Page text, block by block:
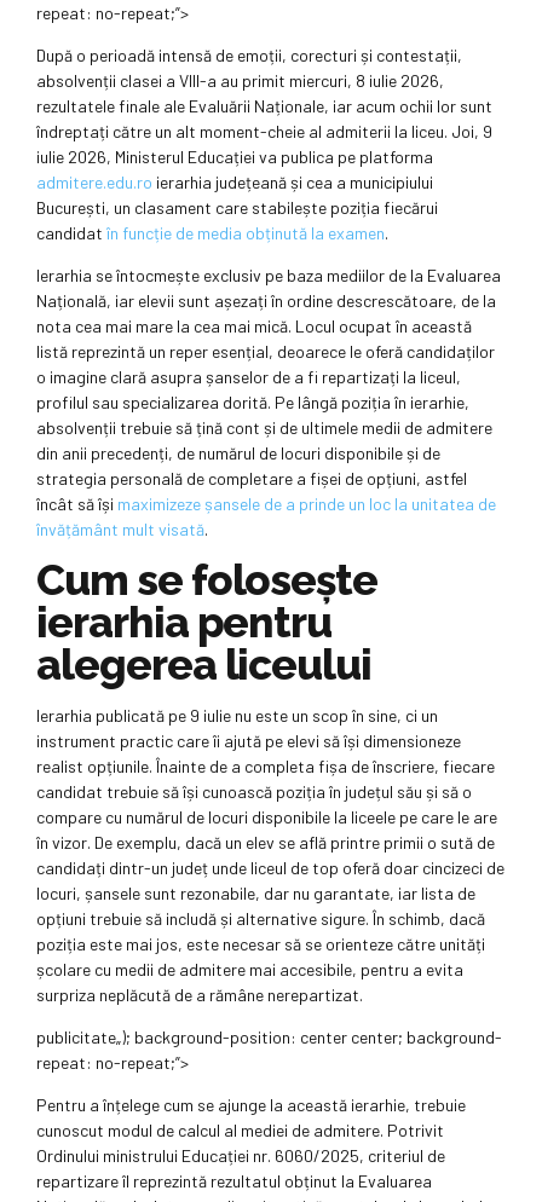
repeat: no-repeat;”>
După o perioadă intensă de emoții, corecturi și contestații,
absolvenții clasei a VIII-a au primit miercuri, 8 iulie 2026,
rezultatele finale ale Evaluării Naționale, iar acum ochii lor sunt
îndreptați către un alt moment-cheie al admiterii la liceu. Joi, 9
iulie 2026, Ministerul Educației va publica pe platforma
admitere.edu.ro ierarhia județeană și cea a municipiului
București, un clasament care stabilește poziția fiecărui
candidat în funcție de media obținută la examen.
Ierarhia se întocmește exclusiv pe baza mediilor de la Evaluarea
Națională, iar elevii sunt așezați în ordine descrescătoare, de la
nota cea mai mare la cea mai mică. Locul ocupat în această
listă reprezintă un reper esențial, deoarece le oferă candidaților
o imagine clară asupra șanselor de a fi repartizați la liceul,
profilul sau specializarea dorită. Pe lângă poziția în ierarhie,
absolvenții trebuie să țină cont și de ultimele medii de admitere
din anii precedenți, de numărul de locuri disponibile și de
strategia personală de completare a fișei de opțiuni, astfel
încât să își maximizeze șansele de a prinde un loc la unitatea de
învățământ mult visată.
Cum se folosește
ierarhia pentru
alegerea liceului
Ierarhia publicată pe 9 iulie nu este un scop în sine, ci un
instrument practic care îi ajută pe elevi să își dimensioneze
realist opțiunile. Înainte de a completa fișa de înscriere, fiecare
candidat trebuie să își cunoască poziția în județul său și să o
compare cu numărul de locuri disponibile la liceele pe care le are
în vizor. De exemplu, dacă un elev se află printre primii o sută de
candidați dintr-un județ unde liceul de top oferă doar cincizeci de
locuri, șansele sunt rezonabile, dar nu garantate, iar lista de
opțiuni trebuie să includă și alternative sigure. În schimb, dacă
poziția este mai jos, este necesar să se orienteze către unități
școlare cu medii de admitere mai accesibile, pentru a evita
surpriza neplăcută de a rămâne nerepartizat.
publicitate„); background-position: center center; background-
repeat: no-repeat;”>
Pentru a înțelege cum se ajunge la această ierarhie, trebuie
cunoscut modul de calcul al mediei de admitere. Potrivit
Ordinului ministrului Educației nr. 6060/2025, criteriul de
repartizare îl reprezintă rezultatul obținut la Evaluarea